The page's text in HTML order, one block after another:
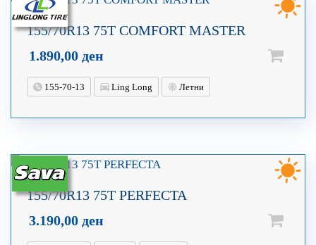
155/70R13 75T COMFORT MASTER
1.890,00 ден
155-70-13 Ling Long Летни
155/70R13 75T PERFECTA
3.190,00 ден